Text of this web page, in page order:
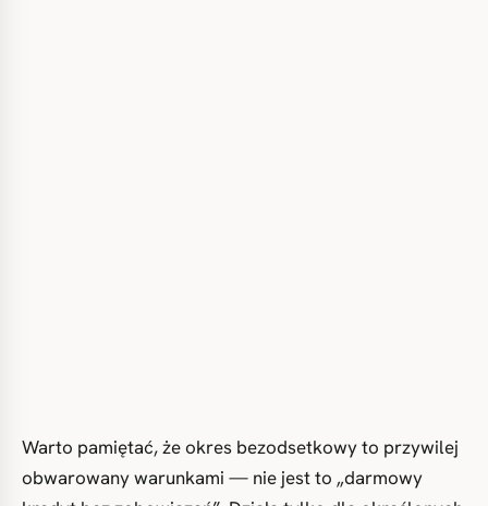
Warto pamiętać, że okres bezodsetkowy to przywilej
obwarowany warunkami — nie jest to „darmowy